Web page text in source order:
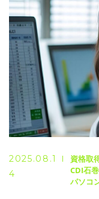
2025.08.1
4
資格取
CDI石
パソコ